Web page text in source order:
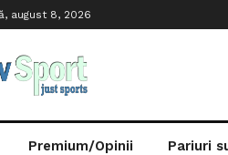
august 8, 2026
Premium/Opinii Pariuri